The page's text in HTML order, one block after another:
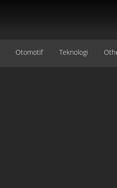
Otomotif Teknologi